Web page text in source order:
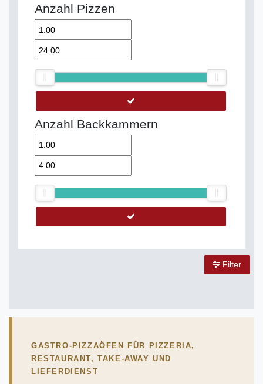
Anzahl Pizzen
Anzahl Backkammern
Filter
GASTRO-PIZZAÖFEN FÜR PIZZERIA,
RESTAURANT, TAKE-AWAY UND
LIEFERDIENST